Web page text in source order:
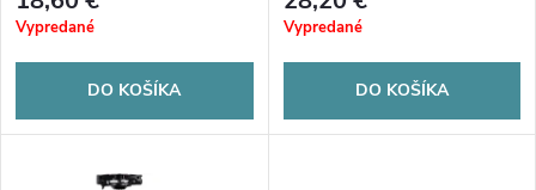
r
d
o
d
Vypredané
DO KOŠÍKA
Vypredané
DO KOŠÍKA